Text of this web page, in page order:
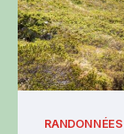
RANDONNÉES